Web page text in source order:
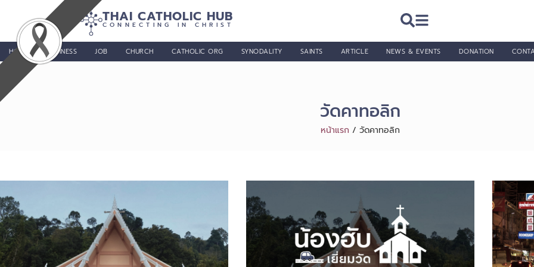
THAI CATHOLIC HUB
CONNECTING IN CHRIST
HOME BUSINESS JOB CHURCH CATHOLIC ORG SYNODALITY SAINTS ARTICLE NEWS & EVENTS DONATION
วัดคาทอลิก
หน้าแรก / วัดคาทอลิก